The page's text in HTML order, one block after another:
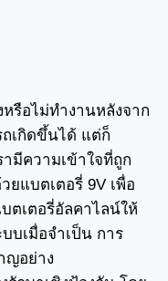
รือไม่ทำงานหลังจาก
เกิดขึ้นได้ แต่ก็
มีความเข้าใจที่ถูก
ยแบตเตอรี่ 9V เพื่อ
ตเตอรี่อัลคาไลน์ให้
บเมื่อจำเป็น การ
ญอย่าง